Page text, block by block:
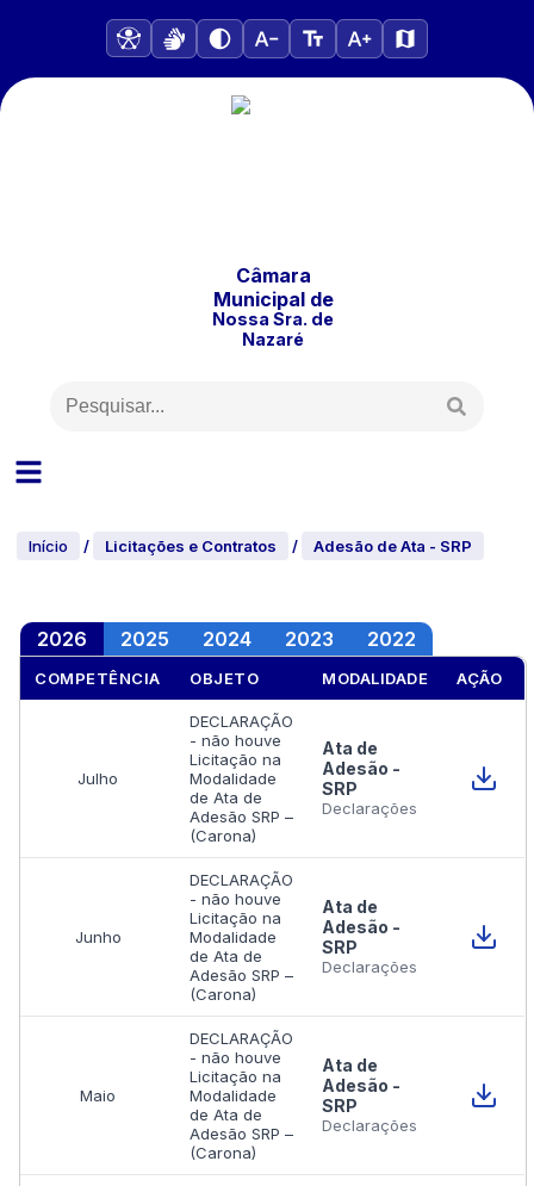
Câmara
Municipalde
Nossa Sra. de
Nazaré
Início / Licitações e Contratos / Adesão de Ata - SRP
2026 2025 2024 2023 2022
COMPETÊNCIA OBJETO MODALIDADE AÇÃO
Julho
DECLARAÇÃO
- não houve
Licitação na
Modalidade
de Ata de
Adesão SRP –
(Carona)
Ata de
Adesão -
SRP
Declarações
Junho
DECLARAÇÃO
- não houve
Licitação na
Modalidade
de Ata de
Adesão SRP –
(Carona)
Ata de
Adesão -
SRP
Declarações
Maio
DECLARAÇÃO
- não houve
Licitação na
Modalidade
de Ata de
Adesão SRP –
(Carona)
Ata de
Adesão -
SRP
Declarações